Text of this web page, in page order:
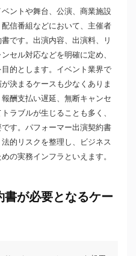
ントや舞台、公演、商業施設
信番組などにおいて、主催者
です。出演内容、出演料、リ
セル対応などを明確に定め、
的とします。イベント業界で
決まるケースも少なくありま
酬支払い遅延、無断キャンセ
ラブルが生じることも多く、
す。パフォーマー出演契約書
的リスクを整理し、ビジネス
の実務インフラといえます。
が必要となるケー